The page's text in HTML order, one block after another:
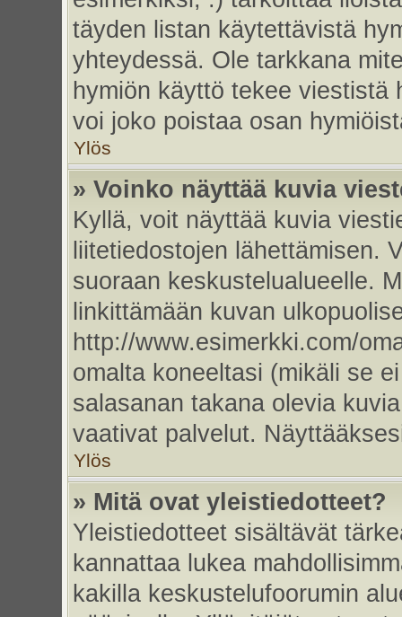
täyden listan käytettävistä
yhteydessä. Ole tarkkana
hymiön käyttö tekee viestistä
voi joko poistaa osan
Ylös
» Voinko näyttää kuvia
Kyllä, voit näyttää kuvia
liitetiedostojen lähettämisen.
suoraan keskustelualueelle.
linkittämään kuvan
http://www.esimerkki.com/
omalta koneeltasi (mikäli se
salasanan takana olevia
vaativat palvelut.
Ylös
» Mitä ovat yleistiedotteet?
Yleistiedotteet sisältävät
kannattaa lukea
kakilla keskustelufoorumin